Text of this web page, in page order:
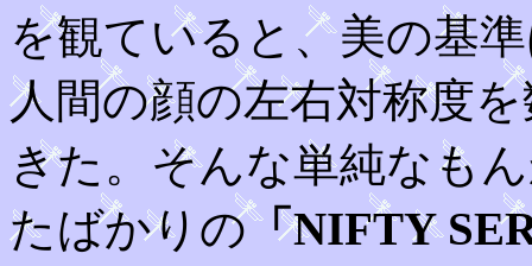
を観ていると、美の基
人間の顔の左右対称度
きた。そんな単純なも
たばかりの「NIFTY